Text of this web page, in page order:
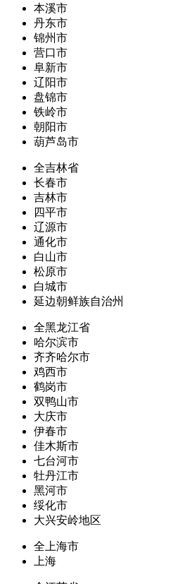
本溪市
丹东市
锦州市
营口市
阜新市
辽阳市
盘锦市
铁岭市
朝阳市
葫芦岛市
全吉林省
长春市
吉林市
四平市
辽源市
通化市
白山市
松原市
白城市
延边朝鲜族自治州
全黑龙江省
哈尔滨市
齐齐哈尔市
鸡西市
鹤岗市
双鸭山市
大庆市
伊春市
佳木斯市
七台河市
牡丹江市
黑河市
绥化市
大兴安岭地区
全上海市
上海